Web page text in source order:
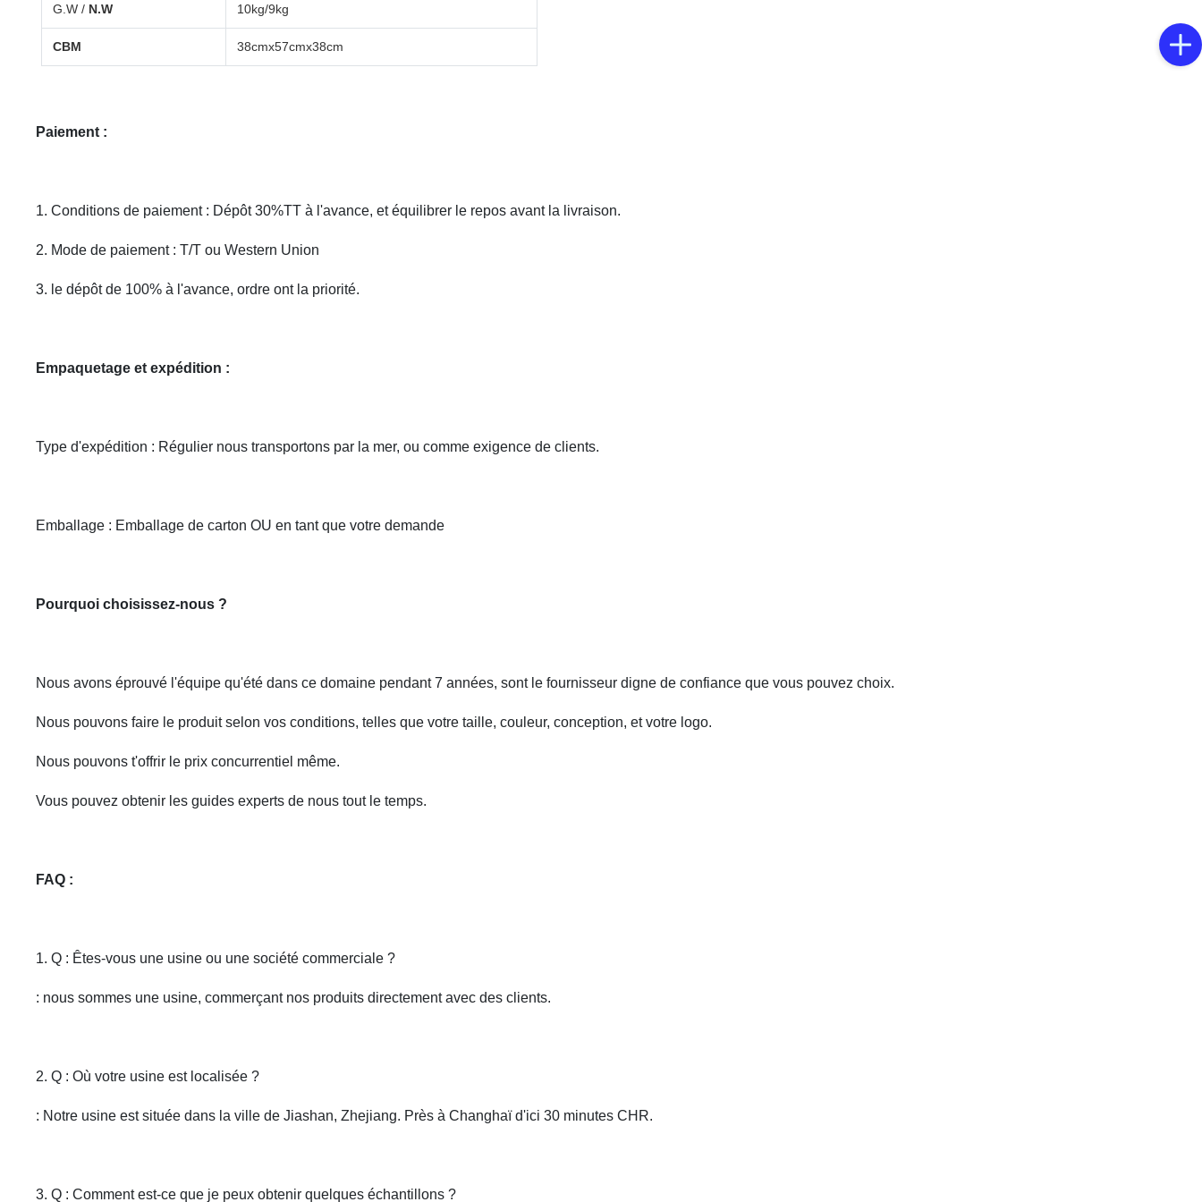
G.W / N.W 10kg/9kg
CBM 38cmx57cmx38cm
Paiement :
1. Conditions de paiement : Dépôt 30%TT à l'avance, et équilibrer le repos avant la livraison.
2. Mode de paiement : T/T ou Western Union
3. le dépôt de 100% à l'avance, ordre ont la priorité.
Empaquetage et expédition :
Type d'expédition : Régulier nous transportons par la mer, ou comme exigence de clients.
Emballage : Emballage de carton OU en tant que votre demande
Pourquoi choisissez-nous ?
Nous avons éprouvé l'équipe qu'été dans ce domaine pendant 7 années, sont le fournisseur digne de confiance que vous pouvez choix.
Nous pouvons faire le produit selon vos conditions, telles que votre taille, couleur, conception, et votre logo.
Nous pouvons t'offrir le prix concurrentiel même.
Vous pouvez obtenir les guides experts de nous tout le temps.
FAQ :
1. Q : Êtes-vous une usine ou une société commerciale ?
: nous sommes une usine, commerçant nos produits directement avec des clients.
2. Q : Où votre usine est localisée ?
: Notre usine est située dans la ville de Jiashan, Zhejiang. Près à Changhaï d'ici 30 minutes CHR.
3. Q : Comment est-ce que je peux obtenir quelques échantillons ?